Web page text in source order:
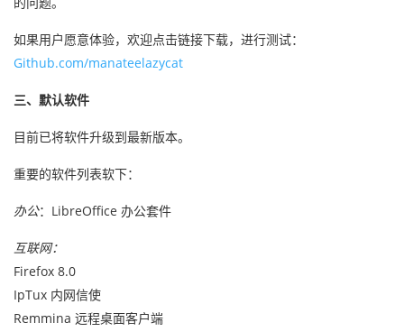
如果用户愿意体验，欢迎点击链接下载，进行测试：
Github.com/manateelazycat
三、默认软件
目前已将软件升级到最新版本。
重要的软件列表软下：
办公：LibreOffice 办公套件
互联网：
Firefox 8.0
IpTux 内网信使
Remmina 远程桌面客户端